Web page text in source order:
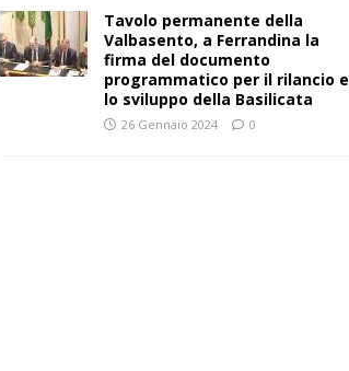
Tavolo permanente della
Valbasento, a Ferrandina la
firma del documento
programmatico per il rilancio e
lo sviluppo della Basilicata
26 Gennaio 2024 0